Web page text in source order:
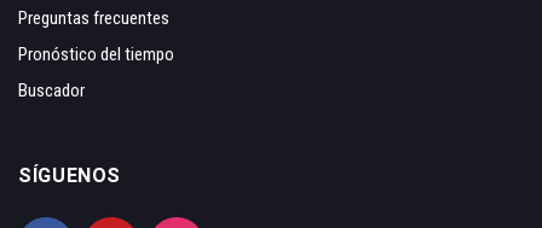
Preguntas frecuentes
Pronóstico del tiempo
Buscador
SÍGUENOS